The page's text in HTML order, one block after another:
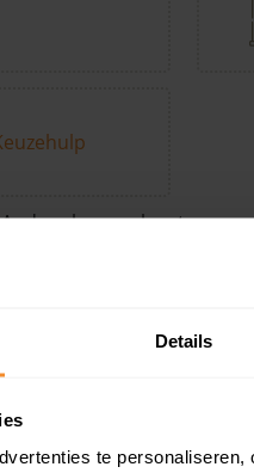
Details
te
Andere kenmerken